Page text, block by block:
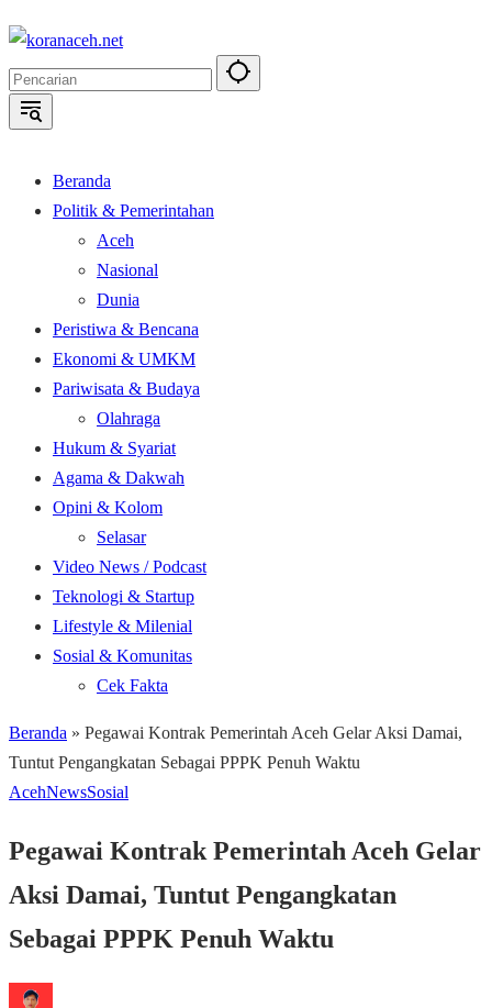
Langsung
konten
Beranda
Politik & Pemerintahan
Aceh
Nasional
Dunia
Peristiwa & Bencana
Ekonomi & UMKM
Pariwisata & Budaya
Olahraga
Hukum & Syariat
Agama & Dakwah
Opini & Kolom
Selasar
Video News / Podcast
Teknologi & Startup
Lifestyle & Milenial
Sosial & Komunitas
Cek Fakta
Beranda » Pegawai Kontrak Pemerintah Aceh Gelar Aksi Damai,
Tuntut Pengangkatan Sebagai PPPK Penuh Waktu
AcehNewsSosial
Pegawai Kontrak Pemerintah Aceh Gelar
Aksi Damai, Tuntut Pengangkatan
Sebagai PPPK Penuh Waktu